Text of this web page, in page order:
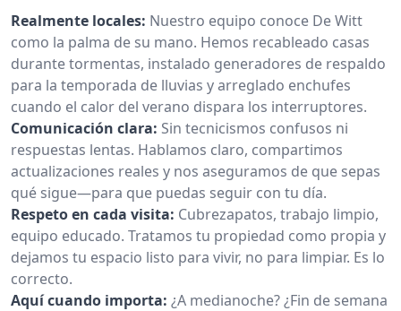
Realmente locales: Nuestro equipo conoce De Witt
como la palma de su mano. Hemos recableado casas
durante tormentas, instalado generadores de respaldo
para la temporada de lluvias y arreglado enchufes
cuando el calor del verano dispara los interruptores.
Comunicación clara: Sin tecnicismos confusos ni
respuestas lentas. Hablamos claro, compartimos
actualizaciones reales y nos aseguramos de que sepas
qué sigue—para que puedas seguir con tu día.
Respeto en cada visita: Cubrezapatos, trabajo limpio,
equipo educado. Tratamos tu propiedad como propia y
dejamos tu espacio listo para vivir, no para limpiar. Es lo
correcto.
Aquí cuando importa: ¿A medianoche? ¿Fin de semana